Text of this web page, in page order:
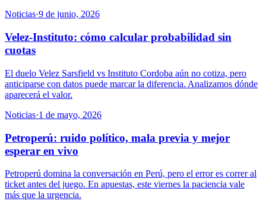
Noticias·9 de junio, 2026
Velez-Instituto: cómo calcular probabilidad sin
cuotas
El duelo Velez Sarsfield vs Instituto Cordoba aún no cotiza, pero
anticiparse con datos puede marcar la diferencia. Analizamos dónde
aparecerá el valor.
Noticias·1 de mayo, 2026
Petroperú: ruido político, mala previa y mejor
esperar en vivo
Petroperú domina la conversación en Perú, pero el error es correr al
ticket antes del juego. En apuestas, este viernes la paciencia vale
más que la urgencia.